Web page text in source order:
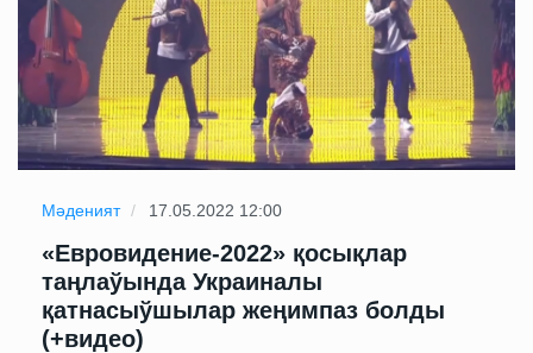
Мәденият 17.05.2022 12:00
«Евровидение-2022» қосықлар
таңлаўында Украиналы
қатнасыўшылар жеңимпаз болды
(+видео)